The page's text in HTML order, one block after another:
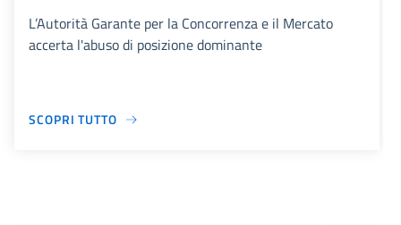
L’Autorità Garante per la Concorrenza e il Mercato
accerta l'abuso di posizione dominante
SCOPRI TUTTO